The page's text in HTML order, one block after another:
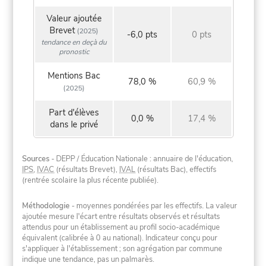
Valeur ajoutée
Brevet (2025)
tendance en deçà du
pronostic
-6,0 pts 0 pts
Mentions Bac
(2025)
78,0 % 60,9 %
Part d'élèves
dans le privé
0,0 % 17,4 %
Sources - DEPP / Éducation Nationale : annuaire de l'éducation,
IPS, IVAC (résultats Brevet), IVAL (résultats Bac), effectifs
(rentrée scolaire la plus récente publiée).
Méthodologie - moyennes pondérées par les effectifs. La valeur
ajoutée mesure l'écart entre résultats observés et résultats
attendus pour un établissement au profil socio-académique
équivalent (calibrée à 0 au national). Indicateur conçu pour
s'appliquer à l'établissement ; son agrégation par commune
indique une tendance, pas un palmarès.